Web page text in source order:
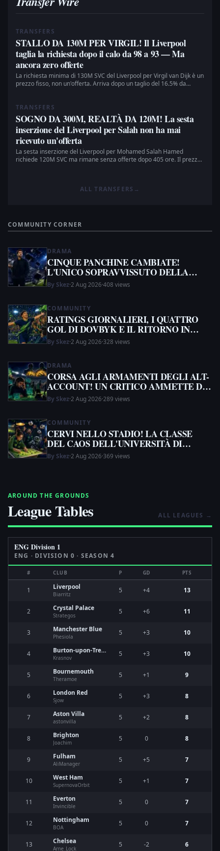
TRANSFERS
STALLO DA 130M PER VIRGIL! Il Liverpool
taglia la richiesta dopo il calo da 98 a 93 — Ma
ancora zero offerte
La richiesta minima di 130M SVC del Liverpool per Virgil van Dijk è un
prezzo fisso, non un'offerta. Arriva dopo un taglio del 16.5% da
TRANSFERS
SOGNO DA 300M, REALTÀ DA 120M! La sesta
inserzione del Liverpool per Salah non ha mai
ricevuto un'offerta
La sesta inserzione del Liverpool per Mohamed Salah Hamed
richiede 120M SVC ma rimane senza offerte dopo 405 ore. Il prezzo
ALL TRANSFERS →
COMMUNITY CORNER
DRAMA
CINQUE PANCHINE CAMBIATE!
L'UNICO SOPRAVVISSUTO DELLA
ROMA VA IN VETTA
By Skez·2 Aug 2026·408 views
COMMUNITY
RATINGS GIORNALIERI, I QUATTRO
GOL DI DOVBYK E IL RITORNO IN
NOVE GIORNI DI TADDY!
By Skez·2 Aug 2026·328 views
DRAMA
CORSA AGLI ARMAMENTI DEGLI ALT-
ACCOUNT! UN CRITICO AMMETTE DI
USARLI MENTRE LA GUERRA SUL KYC
SCUOTE DISCORD
By Skez·2 Aug 2026·289 views
COMMUNITY
CERVI NELLO STADIO! LA CLASSE
DEL CAOS DELL'UNIVERSITÀ DI
DISCORD
By Skez·2 Aug 2026·369 views
AROUND THE GROUNDS
League Tables ALL LEAGUES →
ENG Division 1
ENG · DIVISION0 · SEASON 4
# CLUB P GD PTS
1 Liverpool
Biarritz 5 +4 13
2 Crystal Palace
Strategos 5 +6 11
3 Manchester Blue
Phesiola 5 +3 10
4 Burton-upon-Trent
Krasnov 5 +3 10
5 Bournemouth
Theramoe 5 +1 9
6 London Red
Sjow 5 +3 8
7 Aston Villa
astonvilla 5 +2 8
8 Brighton
Joachim 5 0 8
9 Fulham
AliManager 5 +5 7
10 West Ham
SupernovaOrbit 5 +1 7
11 Everton
Invincible 5 0 7
12 Nottingham
BOA 5 0 7
13 Chelsea
Arne_Lock 5 -2 6